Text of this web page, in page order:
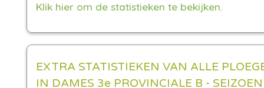
Klik hier om de statistieken te bekijken.
EXTRA STATISTIEKEN VAN ALLE
IN DAMES 3e PROVINCIALE B -